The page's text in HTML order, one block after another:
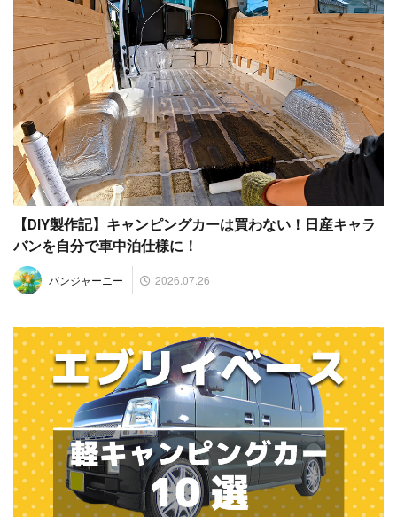
【DIY製作記】キャンピングカーは買わない！日産キャラ
バンを自分で車中泊仕様に！
バンジャーニー 2026.07.26